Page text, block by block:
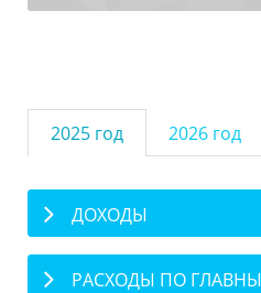
2025 год 2026 год
ДОХОДЫ
РАСХОДЫ ПО